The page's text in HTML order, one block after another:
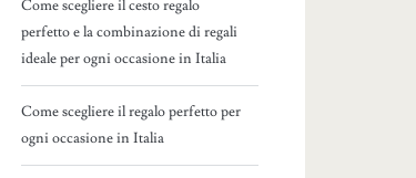
Come scegliere il cesto regalo
perfetto e la combinazione di regali
ideale per ogni occasione in Italia
Come scegliere il regalo perfetto per
ogni occasione in Italia